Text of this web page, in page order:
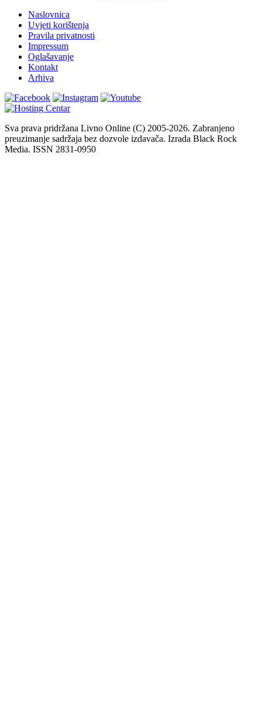
Naslovnica
Uvjeti korištenja
Pravila privatnosti
Impressum
Oglašavanje
Kontakt
Arhiva
Sva prava pridržana Livno Online (C) 2005-2026. Zabranjeno
preuzimanje sadržaja bez dozvole izdavača. Izrada Black Rock
Media. ISSN 2831-0950